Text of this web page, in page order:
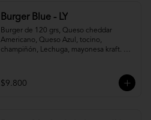
Burger Blue - LY
Burger de 120 grs, Queso cheddar
Americano, Queso Azul, tocino,
champiñón, Lechuga, mayonesa kraft. +
$9.800